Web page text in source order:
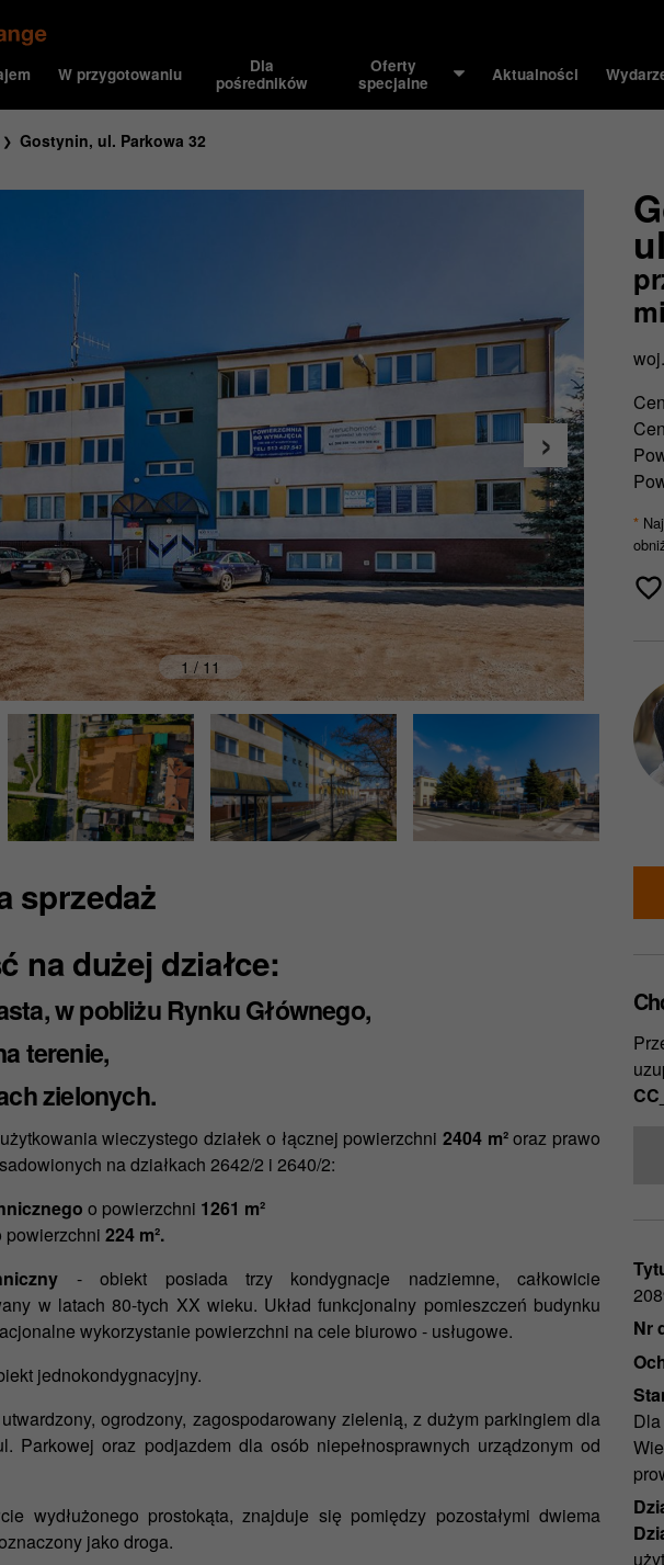
W przygotowaniu
Dla
pośredników
Oferty
specjalne
Aktualności
Gostynin, ul. Parkowa 32
*
Nr
1 / 11
sprzedaż
na dużej działce:
w pobliżu Rynku Głównego,
terenie,
zielonych.
wieczystego działek o łącznej powierzchni 2404 m²oraz prawo
na działkach 2642/2 i 2640/2:
o powierzchni 1261 m²
powierzchni 224 m².
- obiekt posiada trzy kondygnacje nadziemne, całkowicie
w latach 80-tych XX wieku. Układ funkcjonalny pomieszczeń budynku
wykorzystanie powierzchni na cele biurowo - usługowe.
jednokondygnacyjny.
ogrodzony, zagospodarowany zielenią, z dużym parkingiem dla
Parkowej oraz podjazdem dla osób niepełnosprawnych urządzonym od
wydłużonego prostokąta, znajduje się pomiędzy pozostałymi dwiema
jako droga.